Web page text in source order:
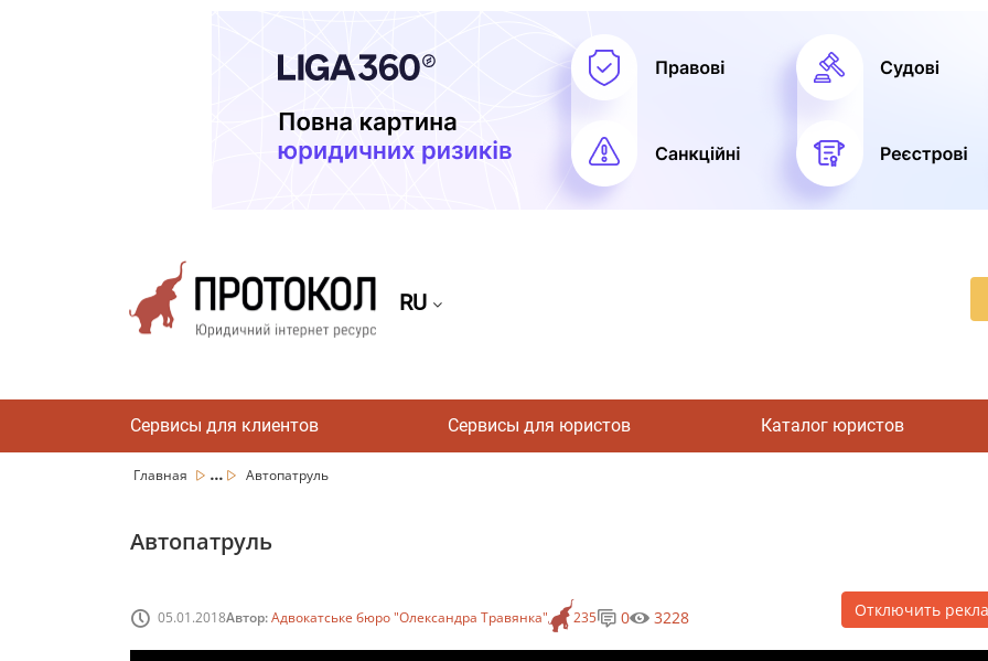
RU
Сервисы для клиентов Сервисы для юристов Каталог юристов
Главная ... Автопатруль
Автопатруль
05.01.2018Автор:Адвокатське бюро "Олександра Травянка" 235 0 3228 Отключить